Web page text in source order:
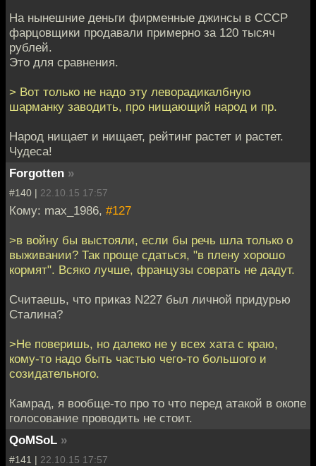
На нынешние деньги фирменные джинсы в СССР
фарцовщики продавали примерно за 120 тысяч
рублей.
Это для сравнения.
> Вот только не надо эту леворадикалбную
шарманку заводить, про нищающий народ и пр.
Народ нищает и нищает, рейтинг растет и растет.
Чудеса!
Forgotten »
#140 | 22.10.15 17:57
Кому: max_1986, #127
>в войну бы выстояли, если бы речь шла только о
выживании? Так проще сдаться, "в плену хорошо
кормят". Всяко лучше, французы соврать не дадут.
Считаешь, что приказ N227 был личной придурью
Сталина?
>Не поверишь, но далеко не у всех хата с краю,
кому-то надо быть частью чего-то большого и
созидательного.
Камрад, я вообще-то про то что перед атакой в окопе
голосование проводить не стоит.
QoMSoL »
#141 | 22.10.15 17:57